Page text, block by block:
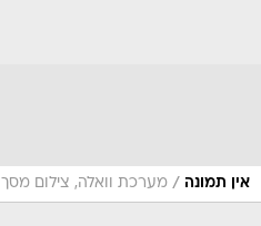
אין תמונה / מערכת וואלה, צילום מסך